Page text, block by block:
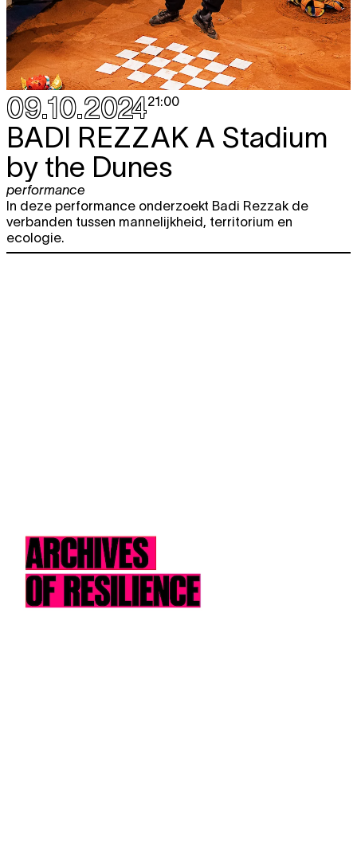
09.10.202421:00
BADI REZZAK A Stadium
by the Dunes
performance
In deze performance onderzoekt Badi Rezzak de
verbanden tussen mannelijkheid, territorium en
ecologie.